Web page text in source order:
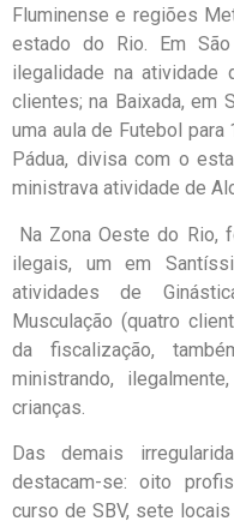
Fluminense e regiões
estado do Rio. Em
ilegalidade na atividade
clientes; na Baixada, em
uma aula de Futebol
Pádua, divisa com o
ministrava atividade de
Na Zona Oeste do Rio,
ilegais, um em
atividades de
Musculação (quatro
da fiscalização,
ministrando,
crianças.
Das demais
destacam-se: oito
curso de SBV, sete